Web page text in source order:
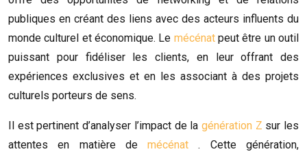
publiques en créant des liens avec des acteurs influents du
monde culturel et économique. Le mécénatpeut être un outil
puissant pour fidéliser les clients, en leur offrant des
expériences exclusives et en les associant à des projets
culturels porteurs de sens.
Il est pertinent d’analyser l’impact de la génération Z sur les
attentes en matière demécénat. Cette génération,